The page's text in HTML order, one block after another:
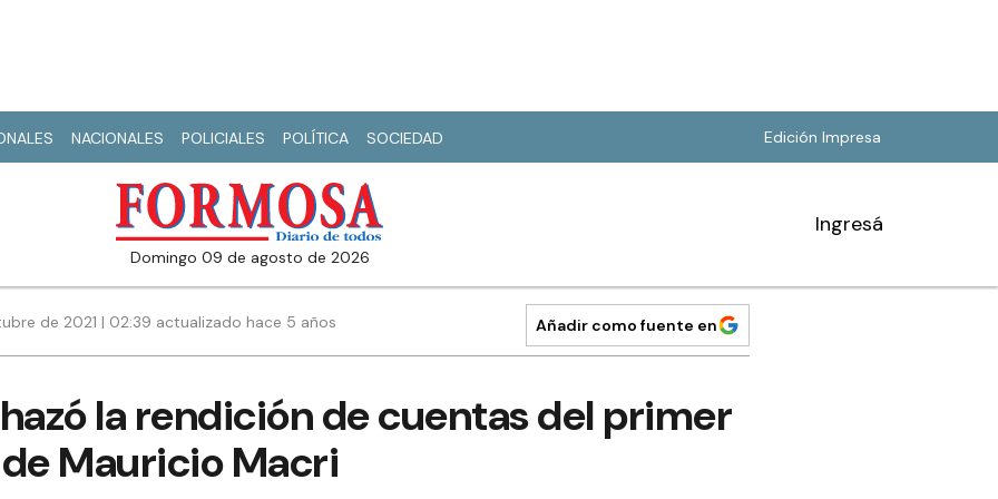
NACIONALES POLICIALES POLÍTICA SOCIEDAD Edición Impresa
domingo 09 de agosto de 2026
Ingresá
de 2021 | 02:39 actualizado hace 5 años Añadir como fuente en
la rendición de cuentas del primer
Mauricio Macri